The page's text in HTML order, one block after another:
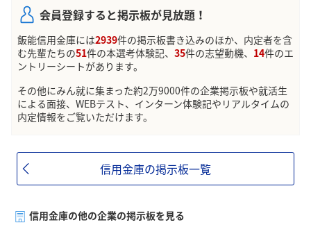
会員登録すると掲示板が見放題！
飯能信用金庫には2939件の掲示板書き込みのほか、内定者を含
む先輩たちの51件の本選考体験記、 35件の志望動機、 14件のエ
ントリーシートがあります。
その他にみん就に集まった約2万9000件の企業掲示板や就活生
による面接、WEBテスト、インターン体験記やリアルタイムの
内定情報をご覧いただけます。
信用金庫の掲示板一覧
信用金庫の他の企業の掲示板を見る